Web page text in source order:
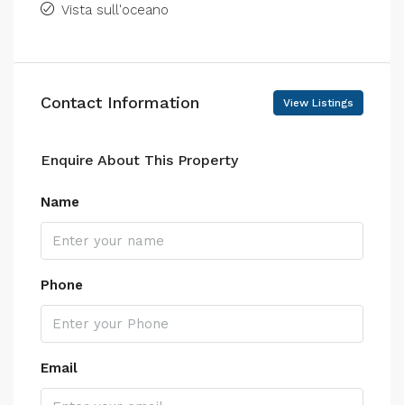
Vista sull'oceano
Contact Information View Listings
Enquire About This Property
Name
Phone
Email